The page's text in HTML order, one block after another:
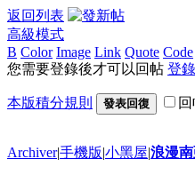
返回列表
高級模式
B Color Image Link Quote Code
您需要登錄後才可以回帖 登錄
本版積分規則 發表回復
Archiver|手機版|小黑屋|浪漫